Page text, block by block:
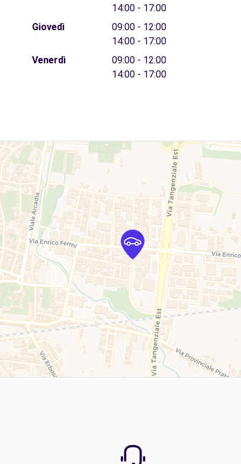
14:00 - 17:00
Giovedì
09:00 - 12:00
14:00 - 17:00
Venerdì
09:00 - 12:00
14:00 - 17:00